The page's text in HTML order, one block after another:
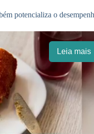
potencializa o
Leia mais